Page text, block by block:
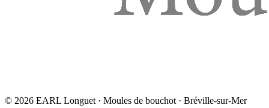
© 2026 EARL Longuet · Moules de bouchot · Bréville-sur-Mer